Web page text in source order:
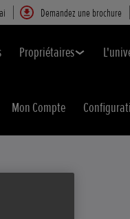
Demandez une brochure
Propriétaires
Mon Compte